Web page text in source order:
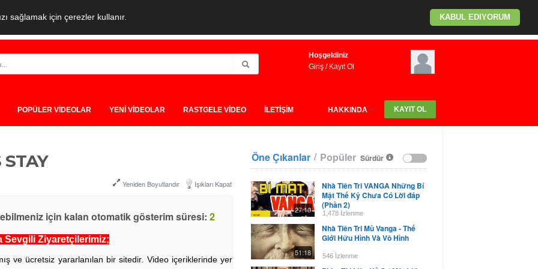
KABUL EDIYORUM
sağlamak için çerezler kullanır.
Hoşgeldiniz
Giriş/ Kayıt Ol
POPÜLER VİDEOLAR YENİ VİDEOLAR RASTGELE VİDEO İLETİŞİM HAKKINDA KAYIT OL
STAY
Yeniden Boyutlandır Işıkları Kapat
için kalan otomatik gösterim süresi:2
Sevgili Ziyaretçilerimiz;
ve ücretsiz yararlanılan bir sitedir. Video içeriklerinde yer
Sürdür
Öne Çıkanlar / Popüler
27:10
Nhà Tiên Tri VANGA Những Bí
Mật Thế Kỷ Chưa Có Lời đáp
(Phần 2)
1,478 İzlenme
51:18
Nhà Tiên Tri Mù Vanga - Thế
Giới Hữu Hình Và Vô Hình
546 İzlenme